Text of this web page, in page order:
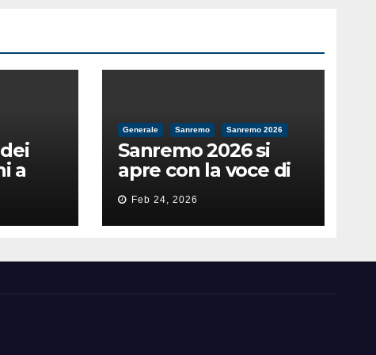
a
Generale Sanremo Sanremo 2026
Sanremo 2026 si
apre con la voce di
Pippo Baudo
Feb 24, 2026